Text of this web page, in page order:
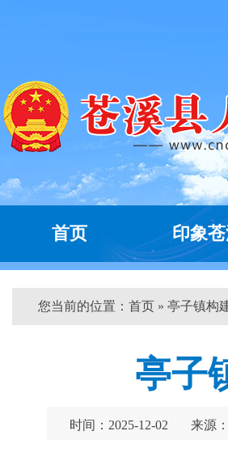
首页 印象
您当前的位置： 首页 » 亭子镇构
亭子
时间：2025-12-02 来源